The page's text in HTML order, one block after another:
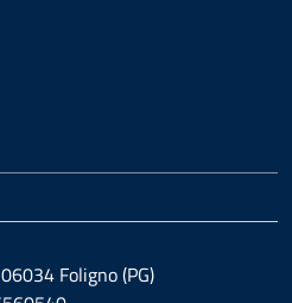
Foligno (PG)